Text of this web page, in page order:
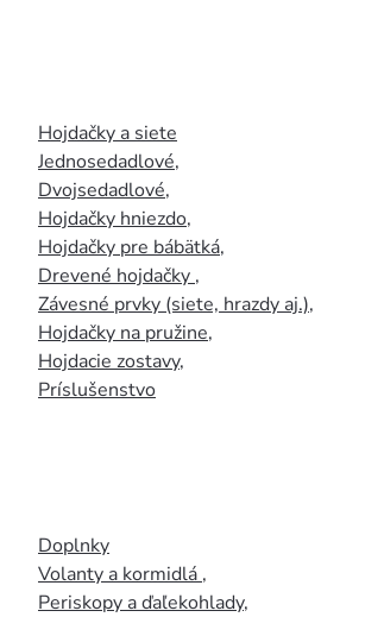
Hojdačky a siete
Jednosedadlové,
Dvojsedadlové,
Hojdačky hniezdo,
Hojdačky pre bábätká,
Drevené hojdačky ,
Závesné prvky (siete, hrazdy aj.),
Hojdačky na pružine,
Hojdacie zostavy,
Príslušenstvo
Doplnky
Volanty a kormidlá ,
Periskopy a ďaľekohlady,